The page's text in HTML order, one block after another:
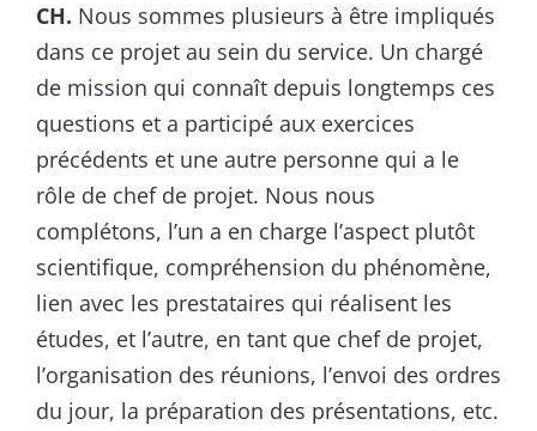
CH. Nous sommes plusieurs à être impliqués
dans ce projet au sein du service. Un chargé
de mission qui connaît depuis longtemps ces
questions et a participé aux exercices
précédents et une autre personne qui a le
rôle de chef de projet. Nous nous
complétons, l’un a en charge l’aspect plutôt
scientifique, compréhension du phénomène,
lien avec les prestataires qui réalisent les
études, et l’autre, en tant que chef de projet,
l’organisation des réunions, l’envoi des ordres
du jour, la préparation des présentations, etc.